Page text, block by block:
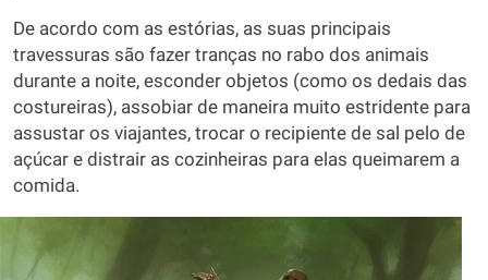
De acordo com as estórias, as suas principais
travessuras são fazer tranças no rabo dos animais
durante a noite, esconder objetos (como os dedais das
costureiras), assobiar de maneira muito estridente para
assustar os viajantes, trocar o recipiente de sal pelo de
açúcar e distrair as cozinheiras para elas queimarem a
comida.